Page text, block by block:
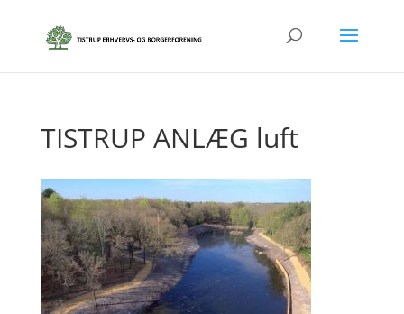
TISTRUP ANLÆG luft